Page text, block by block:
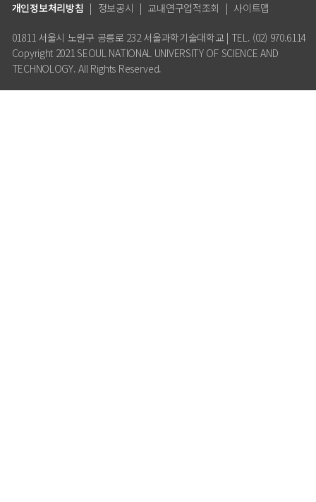
개인정보처리방침 | 정보공시 | 교내연구업적조회 | 사이트맵
01811 서울시 노원구 공릉로 232 서울과학기술대학교 | TEL. (02) 970.6114
Copyright 2021 SEOUL NATIONAL UNIVERSITY OF SCIENCE AND
TECHNOLOGY. All Rights Reserved.